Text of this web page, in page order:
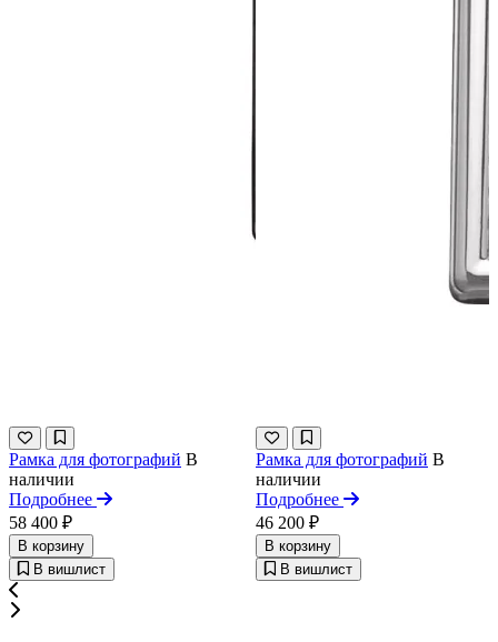
Рамка для фотографий В
наличии
Подробнее
58 400 ₽
В корзину
В вишлист
Рамка для фотографий В
наличии
Подробнее
46 200 ₽
В корзину
В вишлист